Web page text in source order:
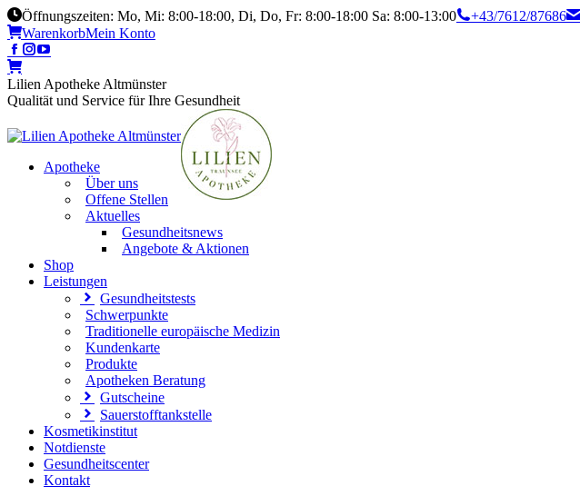
Öffnungszeiten: Mo, Mi: 8:00-18:00, Di, Do, Fr: 8:00-18:00 Sa: 8:00-13:00 +43/7612/87686
WarenkorbMein Konto
Lilien Apotheke Altmünster
Qualität und Service für Ihre Gesundheit
Apotheke
Über uns
Offene Stellen
Aktuelles
Gesundheitsnews
Angebote & Aktionen
Shop
Leistungen
Gesundheitstests
Schwerpunkte
Traditionelle europäische Medizin
Kundenkarte
Produkte
Apotheken Beratung
Gutscheine
Sauerstofftankstelle
Kosmetikinstitut
Notdienste
Gesundheitscenter
Kontakt